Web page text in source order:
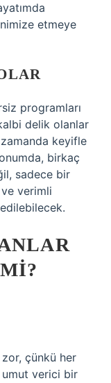
etmeye
programları
delik olanlar
keyifle
birkaç
sadece bir
verimli
çünkü her
umut verici bir